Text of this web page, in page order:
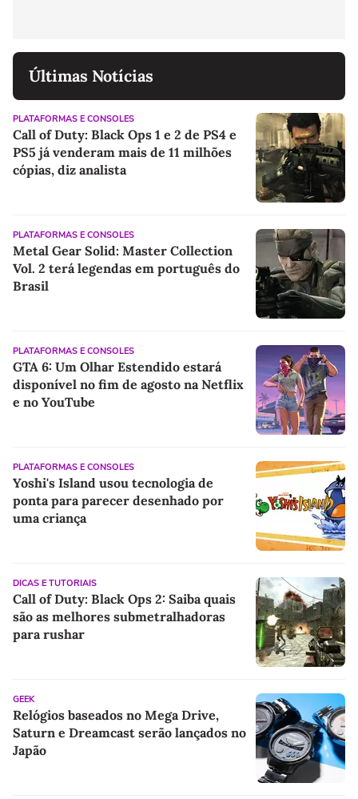
Últimas Notícias
PLATAFORMAS E CONSOLES
Call of Duty: Black Ops 1 e 2 de PS4 e
PS5 já venderam mais de 11 milhões
cópias, diz analista
PLATAFORMAS E CONSOLES
Metal Gear Solid: Master Collection
Vol. 2 terá legendas em português do
Brasil
PLATAFORMAS E CONSOLES
GTA 6: Um Olhar Estendido estará
disponível no fim de agosto na Netflix
e no YouTube
PLATAFORMAS E CONSOLES
Yoshi's Island usou tecnologia de
ponta para parecer desenhado por
uma criança
DICAS E TUTORIAIS
Call of Duty: Black Ops 2: Saiba quais
são as melhores submetralhadoras
para rushar
GEEK
Relógios baseados no Mega Drive,
Saturn e Dreamcast serão lançados no
Japão